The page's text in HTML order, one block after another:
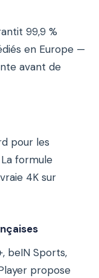
99,9 %
en Europe —
avant de
pour les
formule
4K sur
beIN Sports,
propose